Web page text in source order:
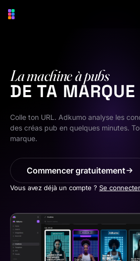
La machine à pubs
DE TA MARQUE
Colle ton URL. Adkumo analyse les
des créas pub en quelques minutes.
marque.
Commencer gratuitement
Vous avez déjà un compte ? Se connecter